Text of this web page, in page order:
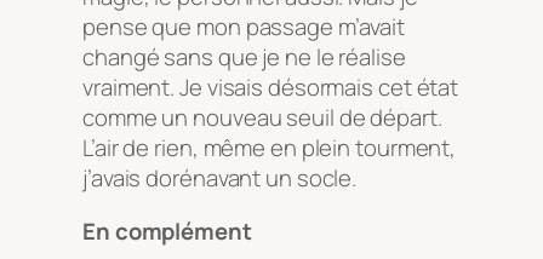
pense que mon passage m’avait
changé sans que je ne le réalise
vraiment. Je visais désormais cet état
comme un nouveau seuil de départ.
L’air de rien, même en plein tourment,
j’avais dorénavant un socle.
En complément